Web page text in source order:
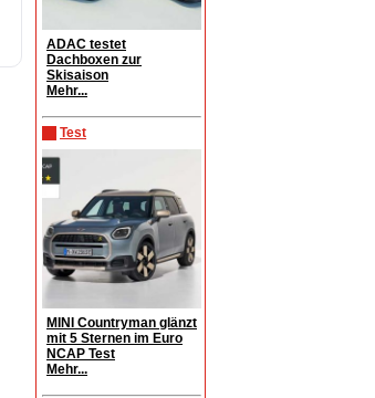
ADAC testet
Dachboxen zur
Skisaison
Mehr...
Test
MINI Countryman glänzt
mit 5 Sternen im Euro
NCAP Test
Mehr...